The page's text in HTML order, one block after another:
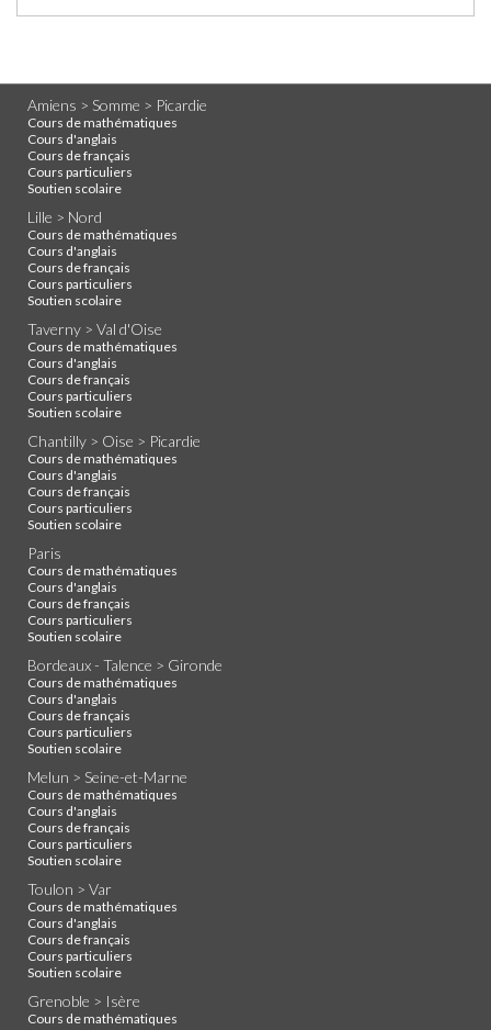
Amiens > Somme > Picardie
Cours de mathématiques
Cours d'anglais
Cours de français
Cours particuliers
Soutien scolaire
Lille > Nord
Cours de mathématiques
Cours d'anglais
Cours de français
Cours particuliers
Soutien scolaire
Taverny > Val d'Oise
Cours de mathématiques
Cours d'anglais
Cours de français
Cours particuliers
Soutien scolaire
Chantilly > Oise > Picardie
Cours de mathématiques
Cours d'anglais
Cours de français
Cours particuliers
Soutien scolaire
Paris
Cours de mathématiques
Cours d'anglais
Cours de français
Cours particuliers
Soutien scolaire
Bordeaux - Talence > Gironde
Cours de mathématiques
Cours d'anglais
Cours de français
Cours particuliers
Soutien scolaire
Melun > Seine-et-Marne
Cours de mathématiques
Cours d'anglais
Cours de français
Cours particuliers
Soutien scolaire
Toulon > Var
Cours de mathématiques
Cours d'anglais
Cours de français
Cours particuliers
Soutien scolaire
Grenoble > Isère
Cours de mathématiques